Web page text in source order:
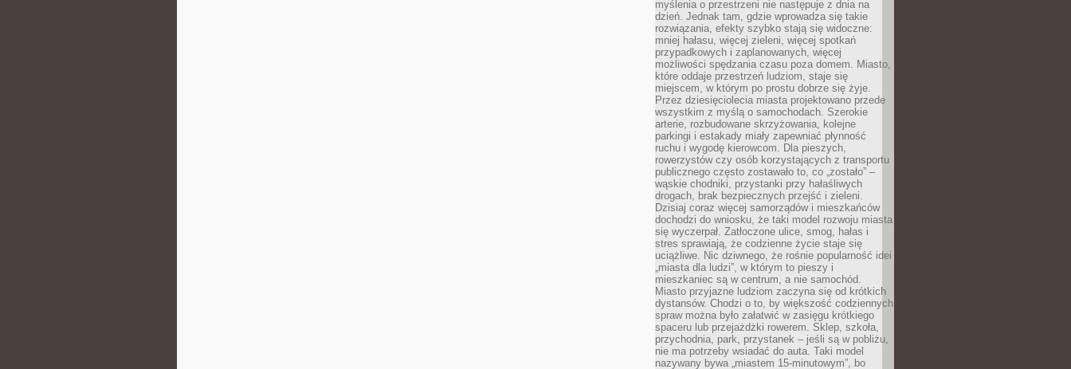
myślenia o przestrzeni nie następuje z dnia na
dzień. Jednak tam, gdzie wprowadza się takie
rozwiązania, efekty szybko stają się widoczne:
mniej hałasu, więcej zieleni, więcej spotkań
przypadkowych i zaplanowanych, więcej
możliwości spędzania czasu poza domem. Miasto,
które oddaje przestrzeń ludziom, staje się
miejscem, w którym po prostu dobrze się żyje.
Przez dziesięciolecia miasta projektowano przede
wszystkim z myślą o samochodach. Szerokie
arterie, rozbudowane skrzyżowania, kolejne
parkingi i estakady miały zapewniać płynność
ruchu i wygodę kierowcom. Dla pieszych,
rowerzystów czy osób korzystających z transportu
publicznego często zostawało to, co „zostało” –
wąskie chodniki, przystanki przy hałaśliwych
drogach, brak bezpiecznych przejść i zieleni.
Dzisiaj coraz więcej samorządów i mieszkańców
dochodzi do wniosku, że taki model rozwoju miasta
się wyczerpał. Zatłoczone ulice, smog, hałas i
stres sprawiają, że codzienne życie staje się
uciążliwe. Nic dziwnego, że rośnie popularność idei
„miasta dla ludzi”, w którym to pieszy i
mieszkaniec są w centrum, a nie samochód.
Miasto przyjazne ludziom zaczyna się od krótkich
dystansów. Chodzi o to, by większość codziennych
spraw można było załatwić w zasięgu krótkiego
spaceru lub przejażdżki rowerem. Sklep, szkoła,
przychodnia, park, przystanek – jeśli są w pobliżu,
nie ma potrzeby wsiadać do auta. Taki model
nazywany bywa „miastem 15-minutowym”, bo